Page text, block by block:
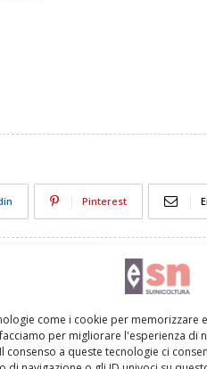
come i cookie per memorizzare
per migliorare l'esperienza di
consenso a queste tecnologie ci
Pinterest